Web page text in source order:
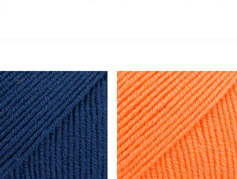
Setja á
óskalista
Setja á
óskalista